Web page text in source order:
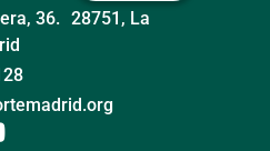
36. 28751, La